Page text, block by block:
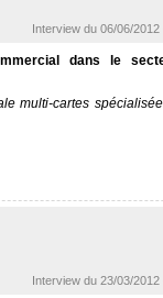
Interview du 06/06/
dans le
multi-cartes
Interview du 23/03/